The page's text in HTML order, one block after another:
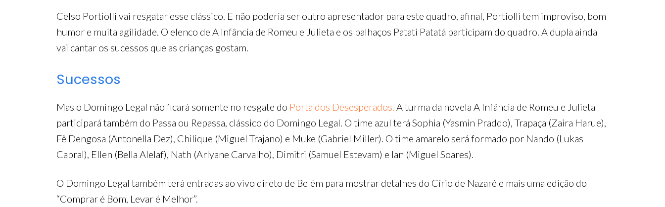
Celso Portiolli vai resgatar esse clássico. E não poderia ser outro apresentador para este quadro, afinal, Portiolli tem improviso, bom
humor e muita agilidade. O elenco de A Infância de Romeu e Julieta e os palhaços Patati Patatá participam do quadro. A dupla ainda
vai cantar os sucessos que as crianças gostam.
Sucessos
Mas o Domingo Legal não ficará somente no resgate do Porta dos Desesperados. A turma da novela A Infância de Romeu e Julieta
participará também do Passa ou Repassa, clássico do Domingo Legal. O time azul terá Sophia (Yasmin Praddo), Trapaça (Zaira Harue),
Fê Dengosa (Antonella Dez), Chilique (Miguel Trajano) e Muke (Gabriel Miller). O time amarelo será formado por Nando (Lukas
Cabral), Ellen (Bella Alelaf), Nath (Arlyane Carvalho), Dimitri (Samuel Estevam) e Ian (Miguel Soares).
O Domingo Legal também terá entradas ao vivo direto de Belém para mostrar detalhes do Círio de Nazaré e mais uma edição do
“Comprar é Bom, Levar é Melhor”.